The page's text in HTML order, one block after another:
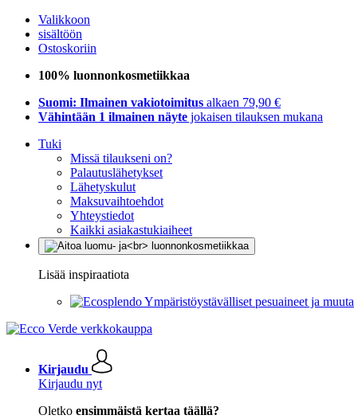
Valikkoon
sisältöön
Ostoskoriin
100% luonnonkosmetiikkaa
Suomi: Ilmainen vakiotoimitus alkaen 79,90 €
Vähintään 1 ilmainen näyte jokaisen tilauksen mukana
Tuki
Missä tilaukseni on?
Palautuslähetykset
Lähetyskulut
Maksuvaihtoehdot
Yhteystiedot
Kaikki asiakastukiaiheet
Lisää inspiraatiota
Ympäristöystävälliset pesuaineet ja muuta
Kirjaudu
Kirjaudu nyt
Oletko ensimmäistä kertaa täällä?